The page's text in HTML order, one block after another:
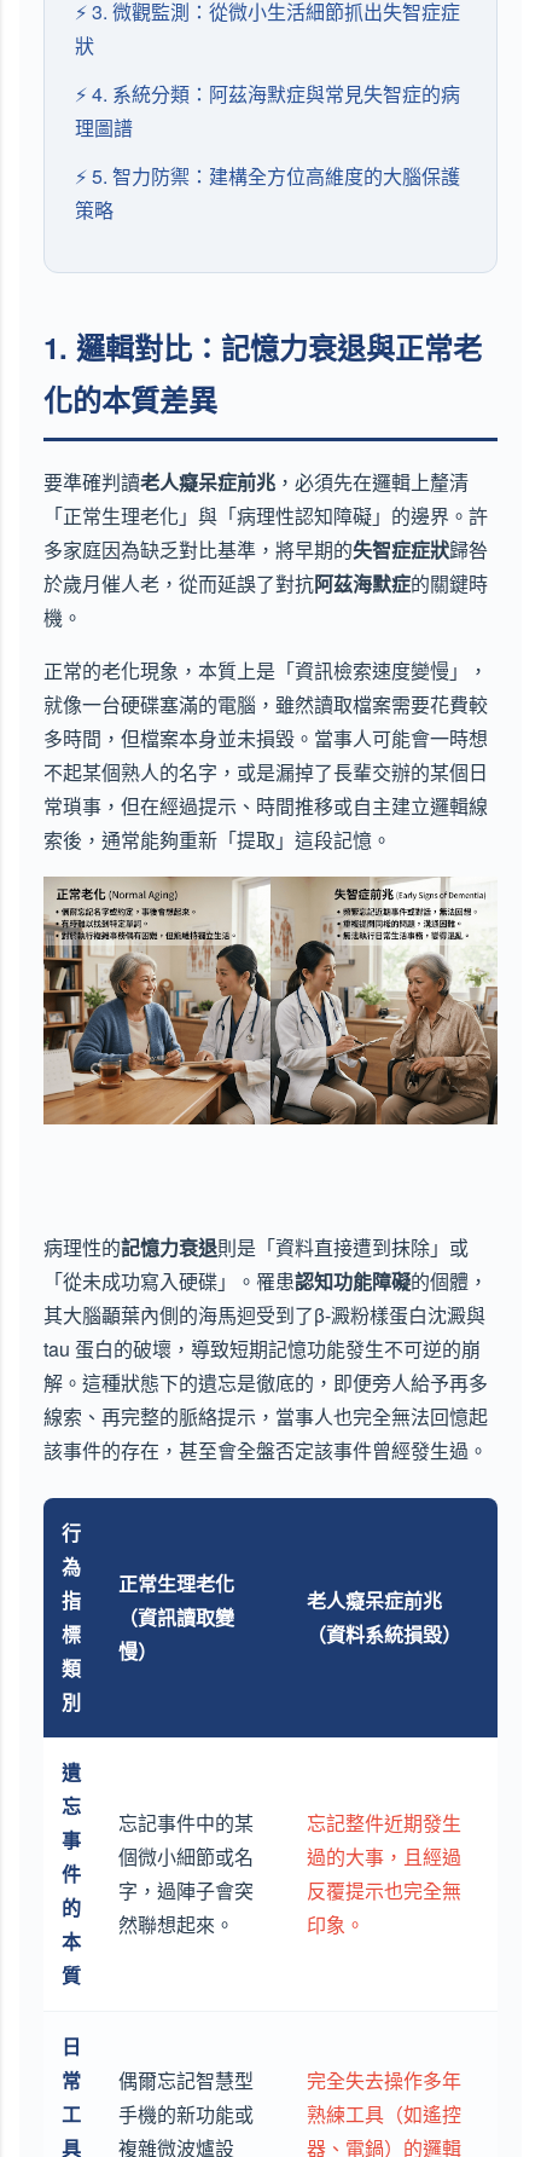
⚡ 3. 微觀監測：從微小生活細節抓出失智症症
狀
⚡ 4. 系統分類：阿茲海默症與常見失智症的病
理圖譜
⚡ 5. 智力防禦：建構全方位高維度的大腦保護
策略
1. 邏輯對比：記憶力衰退與正常老
化的本質差異
要準確判讀老人癡呆症前兆 ，必須先在邏輯上釐清
「正常生理老化」與「病理性認知障礙」的邊界。許
多家庭因為缺乏對比基準，將早期的失智症症狀歸咎
於歲月催人老，從而延誤了對抗阿茲海默症的關鍵時
機。
正常的老化現象，本質上是「資訊檢索速度變慢」，
就像一台硬碟塞滿的電腦，雖然讀取檔案需要花費較
多時間，但檔案本身並未損毀。當事人可能會一時想
不起某個熟人的名字，或是漏掉了長輩交辦的某個日
常瑣事，但在經過提示、時間推移或自主建立邏輯線
索後，通常能夠重新「提取」這段記憶。
病理性的記憶力衰退則是「資料直接遭到抹除」或
「從未成功寫入硬碟」。罹患認知功能障礙的個體，
其大腦顳葉內側的海馬迴受到了β-澱粉樣蛋白沈澱與
tau 蛋白的破壞，導致短期記憶功能發生不可逆的崩
解。這種狀態下的遺忘是徹底的，即便旁人給予再多
線索、再完整的脈絡提示，當事人也完全無法回憶起
該事件的存在，甚至會全盤否定該事件曾經發生過。
行
為
指
標
類
別
正常生理老化
（資訊讀取變
慢）
老人癡呆症前兆
（資料系統損毀）
遺
忘
事
件
的
本
質
忘記事件中的某
個微小細節或名
字，過陣子會突
然聯想起來。
忘記整件近期發生
過的大事，且經過
反覆提示也完全無
印象。
日
常
工
具
偶爾忘記智慧型
手機的新功能或
複雜微波爐設
完全失去操作多年
熟練工具（如遙控
器、電鍋）的邏輯